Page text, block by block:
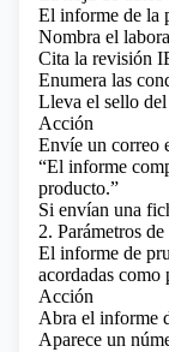
El informe de la
Nombra el
Cita la revisión
Enumera las
Lleva el sello
Acción
Envíe un correo
“El informe
producto.”
Si envían una
2. Parámetros
El informe de
acordadas como
Acción
Abra el informe
Aparece un